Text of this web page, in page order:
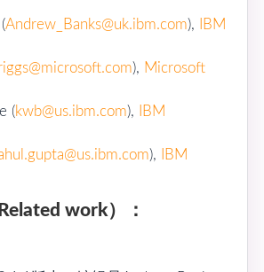
Andrew_Banks@uk.ibm.com), IBM
), Microsoft
(kwb@us.ibm.com), IBM
), IBM
work）：